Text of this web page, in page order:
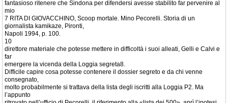
fantasioso ritenere che Sindona per difendersi avesse stabilito far pervenire al
mio
7 RITA DI GIOVACCHINO, Scoop mortale. Mino Pecorelli. Storia di un
giornalista kamikaze, Pironti,
Napoli 1994, p. 100.
10
direttore materiale che potesse mettere in difficoltà i suoi alleati, Gelli e Calvi e
far
emergere la vicenda della Loggia segreta8.
Difficile capire cosa potesse contenere il dossier segreto e da chi venne
consegnato,
molto probabilmente si trattava della lista degli iscritti alla Loggia P2. Ma
l’appunto